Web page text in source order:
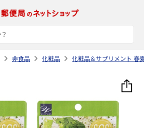
非食品 化粧品 化粧品＆サプリメント 春